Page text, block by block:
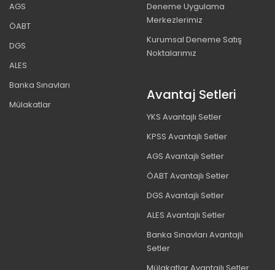
AGS
ÖABT
DGS
ALES
Banka Sınavları
Mülakatlar
Deneme Uygulama
Merkezlerimiz
Kurumsal Deneme Satış
Noktalarımız
Avantaj Setleri
YKS Avantajlı Setler
KPSS Avantajlı Setler
AGS Avantajlı Setler
ÖABT Avantajlı Setler
DGS Avantajlı Setler
ALES Avantajlı Setler
Banka Sınavları Avantajlı
Setler